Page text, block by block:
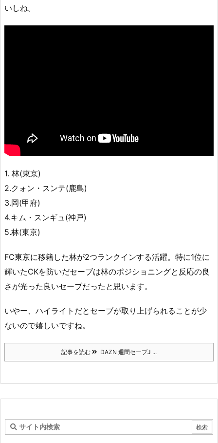
いしね。
1. 林(東京)
2.クォン・スンテ(鹿島)
3.岡(甲府)
4.キム・スンギュ(神戸)
5.林(東京)
FC東京に移籍した林が2つランクインする活躍。特に1位に
輝いたCKを防いだセーブは林のポジショニングと反応の良
さが光った良いセーブだったと思います。
いやー、ハイライトだとセーブが取り上げられることが少
ないので嬉しいですね。
記事を読む DAZN 週間セーブJ ...